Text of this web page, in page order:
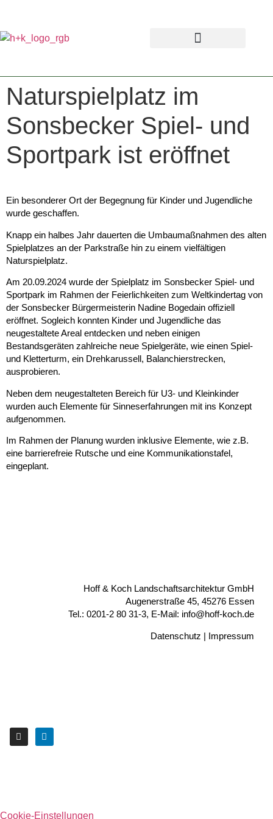
Naturspielplatz im
Sonsbecker Spiel- und
Sportpark ist eröffnet
Ein besonderer Ort der Begegnung für Kinder und Jugendliche
wurde geschaffen.
Knapp ein halbes Jahr dauerten die Umbaumaßnahmen des alten
Spielplatzes an der Parkstraße hin zu einem vielfältigen
Naturspielplatz.
Am 20.09.2024 wurde der Spielplatz im Sonsbecker Spiel- und
Sportpark im Rahmen der Feierlichkeiten zum Weltkindertag von
der Sonsbecker Bürgermeisterin Nadine Bogedain offiziell
eröffnet. Sogleich konnten Kinder und Jugendliche das
neugestaltete Areal entdecken und neben einigen
Bestandsgeräten zahlreiche neue Spielgeräte, wie einen Spiel-
und Kletterturm, ein Drehkarussell, Balanchierstrecken,
ausprobieren.
Neben dem neugestalteten Bereich für U3- und Kleinkinder
wurden auch Elemente für Sinneserfahrungen mit ins Konzept
aufgenommen.
Im Rahmen der Planung wurden inklusive Elemente, wie z.B.
eine barrierefreie Rutsche und eine Kommunikationstafel,
eingeplant.
Hoff & Koch Landschaftsarchitektur GmbH
Augenerstraße 45, 45276 Essen
Tel.: 0201-2 80 31-3, E-Mail: info@hoff-koch.de
Datenschutz | Impressum
Cookie-Einstellungen